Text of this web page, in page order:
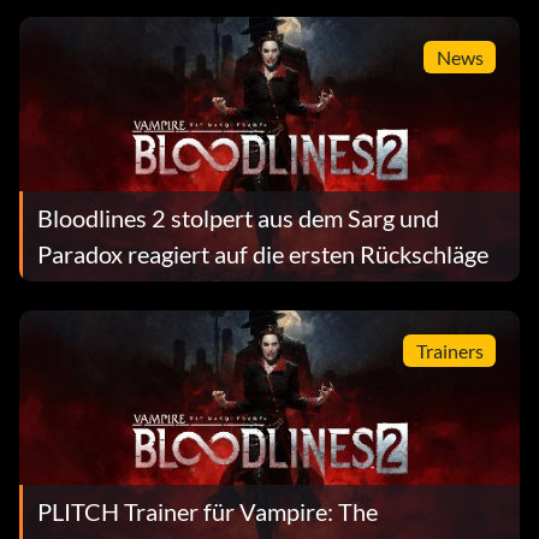
News
Bloodlines 2 stolpert aus dem Sarg und
Paradox reagiert auf die ersten Rückschläge
Trainers
PLITCH Trainer für Vampire: The